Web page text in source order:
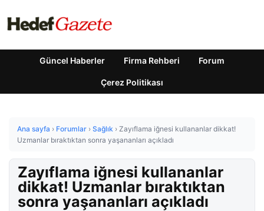
Güncel Haberler Firma Rehberi Forum
Çerez Politikası
Ana sayfa › Forumlar › Sağlık › Zayıflama iğnesi kullananlar dikkat!
Uzmanlar bıraktıktan sonra yaşananları açıkladı
Zayıflama iğnesi kullananlar
dikkat! Uzmanlar bıraktıktan
sonra yaşananları açıkladı